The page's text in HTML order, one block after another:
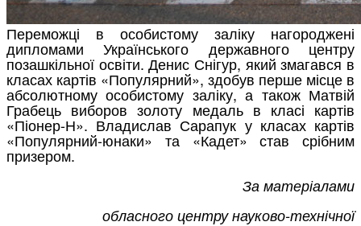
Переможці в особистому заліку нагороджені
дипломами Українського державного центру
позашкільної освіти. Денис Снігур, який змагався в
класах картів «Популярний», здобув перше місце в
абсолютному особистому заліку, а також Матвій
Грабець виборов золоту медаль в класі картів
«Піонер-Н». Владислав Сарапук у класах картів
«Популярний-юнаки» та «Кадет» став срібним
призером.
За матеріалами
обласного центру науково-технічної